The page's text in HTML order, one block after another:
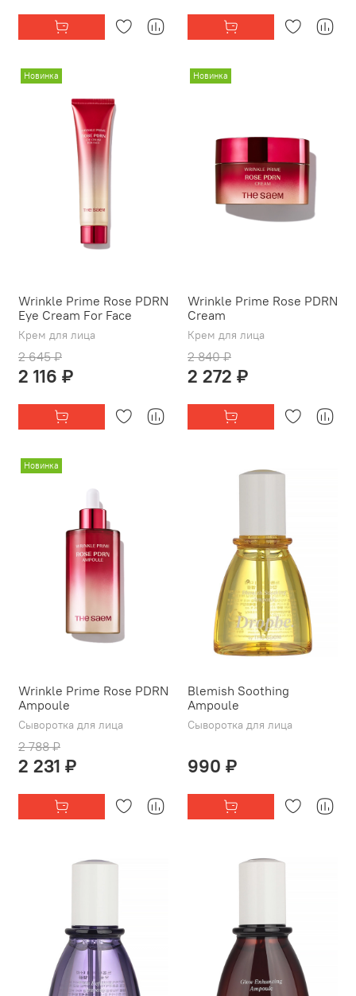
Новинка
Wrinkle Prime Rose PDRN
Eye Cream For Face
Крем для лица
2 645 ₽
2 116 ₽
Новинка
Wrinkle Prime Rose PDRN
Cream
Крем для лица
2 840 ₽
2 272 ₽
Новинка
Wrinkle Prime Rose PDRN
Ampoule
Сыворотка для лица
2 788 ₽
2 231 ₽
Blemish Soothing
Ampoule
Сыворотка для лица
990 ₽